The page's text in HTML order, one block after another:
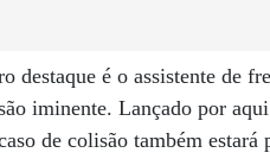
destaque é o assistente de
iminente. Lançado por
de colisão também estará